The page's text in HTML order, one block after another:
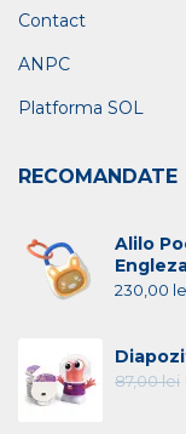
Contact
ANPC
Platforma SOL
RECOMANDATE
Alilo
230,00
87,00lei